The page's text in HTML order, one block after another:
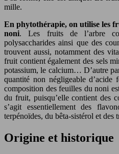
mille.
En phytothérapie, on utilise les
noni. Les fruits de l’arbre
polysaccharides ainsi que des
trouvent aussi, notamment des
fruit contient également des sels
potassium, le calcium… D’autre
quantité non négligeable
composition des feuilles du noni
du fruit, puisqu’elle contient des
s’agit essentiellement des
terpénoïdes, du bêta-sistérol et des
Origine et historique